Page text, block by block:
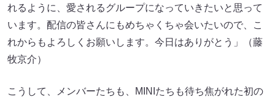
れるように、愛されるグループになっていきたいと思って
います。配信の皆さんにもめちゃくちゃ会いたいので、こ
れからもよろしくお願いします。今日はありがとう」（藤
牧京介）
こうして、メンバーたちも、MINIたちも待ち焦がれた初の